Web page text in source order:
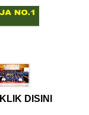
KLIK DISINI